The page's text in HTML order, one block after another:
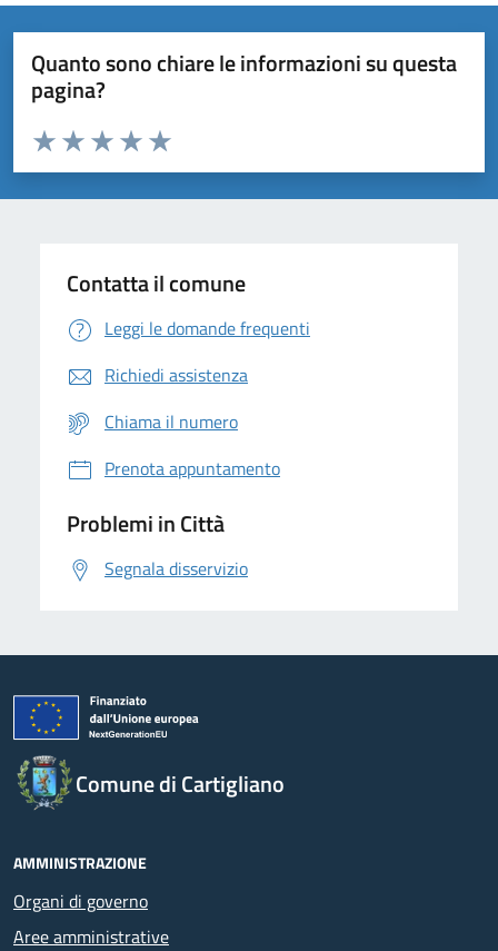
Quanto sono chiare le informazioni su questa
pagina?
Domanda
Valuta da 1 a 5 stelle la pagina
Valuta 5 stelle su 5
Valuta 4 stelle su 5
Valuta 3 stelle su 5
Valuta 2 stelle su 5
Valuta 1 stelle su 5
Contatta il comune
Leggi le domande frequenti
Richiedi assistenza
Chiama il numero
Prenota appuntamento
Problemi in Città
Segnala disservizio
Comune di Cartigliano
AMMINISTRAZIONE
Organi di governo
Aree amministrative